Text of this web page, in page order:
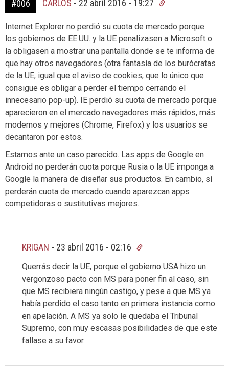
#006 CARLOS - 22 abril 2016 - 19:27
Internet Explorer no perdió su cuota de mercado porque
los gobiernos de EE.UU. y la UE penalizasen a Microsoft o
la obligasen a mostrar una pantalla donde se te informa de
que hay otros navegadores (otra fantasía de los burócratas
de la UE, igual que el aviso de cookies, que lo único que
consigue es obligar a perder el tiempo cerrando el
innecesario pop-up). IE perdió su cuota de mercado porque
aparecieron en el mercado navegadores más rápidos, más
modernos y mejores (Chrome, Firefox) y los usuarios se
decantaron por estos.
Estamos ante un caso parecido. Las apps de Google en
Android no perderán cuota porque Rusia o la UE imponga a
Google la manera de diseñar sus productos. En cambio, sí
perderán cuota de mercado cuando aparezcan apps
competidoras o sustitutivas mejores.
KRIGAN - 23 abril 2016 - 02:16
Querrás decir la UE, porque el gobierno USA hizo un
vergonzoso pacto con MS para poner fin al caso, sin
que MS recibiera ningún castigo, y pese a que MS ya
había perdido el caso tanto en primera instancia como
en apelación. A MS ya solo le quedaba el Tribunal
Supremo, con muy escasas posibilidades de que este
fallase a su favor.